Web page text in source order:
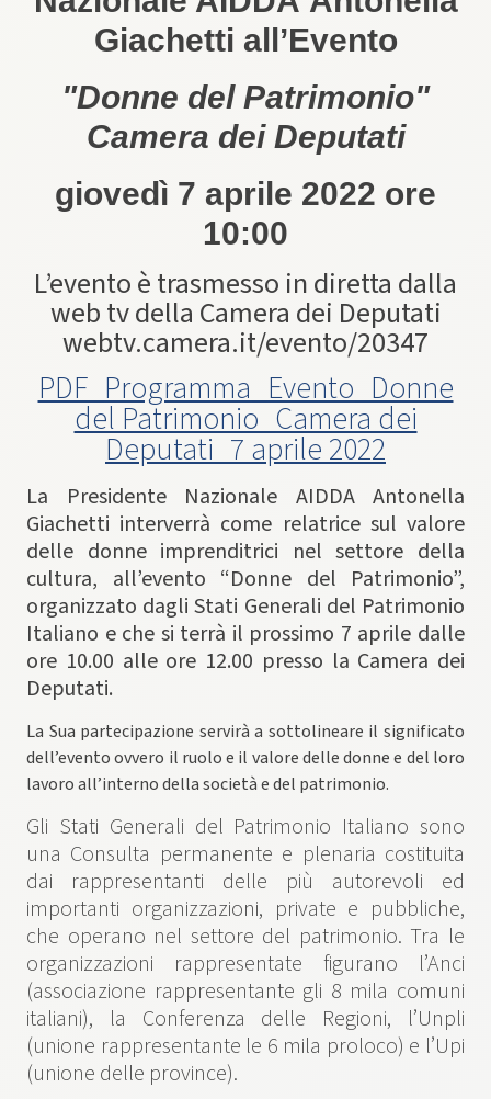
Giachetti all’Evento
"Donne del Patrimonio"
Camera dei Deputati
giovedì 7 aprile 2022 ore
10:00
L’evento è trasmesso in diretta dalla
web tv della Camera dei Deputati
webtv.camera.it/evento/20347
PDF_Programma_Evento_Donne
del Patrimonio_Camera dei
Deputati_7 aprile 2022
La Presidente Nazionale AIDDA Antonella
Giachetti interverrà come relatrice sul valore
delle donne imprenditrici nel settore della
cultura, all’evento “Donne del Patrimonio”,
organizzato dagli Stati Generali del Patrimonio
Italiano e che si terrà il prossimo 7 aprile dalle
ore 10.00 alle ore 12.00 presso la Camera dei
Deputati.
La Sua partecipazione servirà a sottolineare il significato
dell’evento ovvero il ruolo e il valore delle donne e del loro
lavoro all’interno della società e del patrimonio.
Gli Stati Generali del Patrimonio Italiano sono
una Consulta permanente e plenaria costituita
dai rappresentanti delle più autorevoli ed
importanti organizzazioni, private e pubbliche,
che operano nel settore del patrimonio. Tra le
organizzazioni rappresentate figurano l’Anci
(associazione rappresentante gli 8 mila comuni
italiani), la Conferenza delle Regioni, l’Unpli
(unione rappresentante le 6 mila proloco) e l’Upi
(unione delle province).